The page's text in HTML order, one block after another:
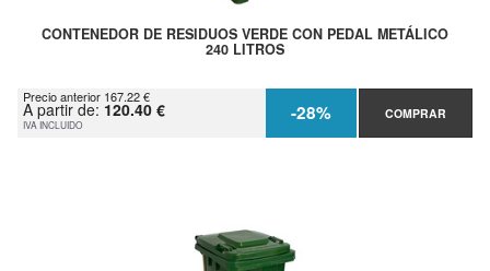
CONTENEDOR DE RESIDUOS VERDE CON PEDAL METÁLICO
240 LITROS
Precio anterior 167.22 €
A partir de: 120.40 €
IVA INCLUIDO -28% COMPRAR